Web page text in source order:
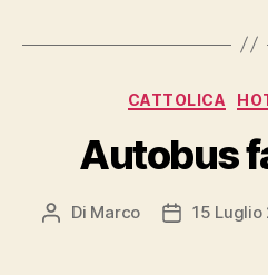
CATTOLICA
Autobus
Autore
Di Marco
Data15 Luglio